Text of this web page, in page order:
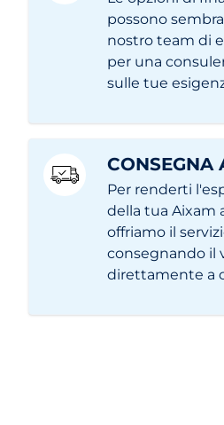
possono
nostro team di
per una
sulle tue
CONSEGNA
Per renderti
della tua Aixam
offriamo il
consegnando il
direttamente a